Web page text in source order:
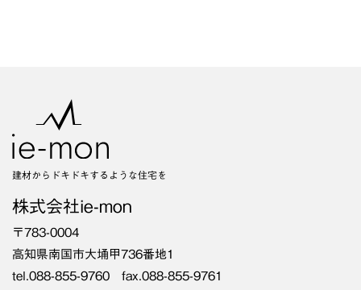
建材からドキドキするような住宅を
株式会社ie-mon
〒783-0004
高知県南国市大埇甲736番地1
tel.088-855-9760 fax.088-855-9761